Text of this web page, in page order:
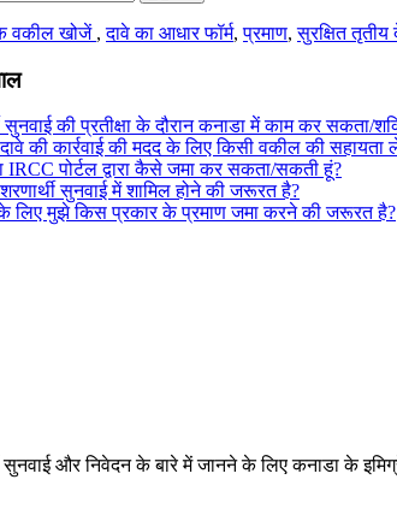
वकील खोजें ,दावे का आधार फॉर्म,प्रमाण,सुरक्षित
सुनवाई की प्रतीक्षा के दौरान कनाडा में काम कर सकता/
की कार्रवाई की मदद के लिए किसी वकील की
IRCC पोर्टल द्वारा कैसे जमा कर सकता/सकती हूं?
सुनवाई में शामिल होने की जरूरत है?
के लिए मुझे किस प्रकार के प्रमाण जमा करने की जरूरत है?
सुनवाई और निवेदन के बारे में जानने के लिए कनाडा के